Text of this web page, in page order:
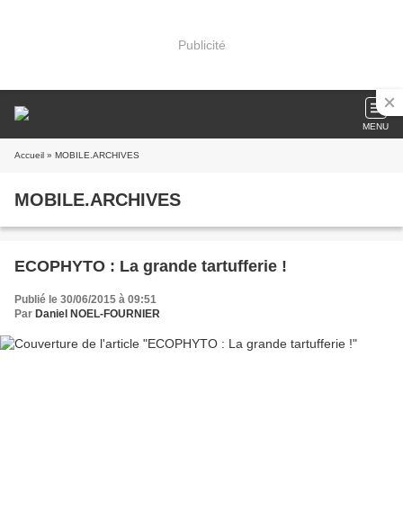
Publicité
MENU
Accueil » MOBILE.ARCHIVES
MOBILE.ARCHIVES
ECOPHYTO : La grande tartufferie !
Publié le 30/06/2015 à 09:51
Par Daniel NOEL-FOURNIER